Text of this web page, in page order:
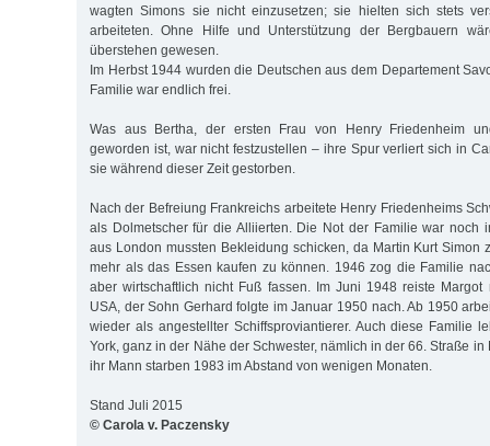
wagten Simons sie nicht einzusetzen; sie hielten sich stets
arbeiteten. Ohne Hilfe und Unterstützung der Bergbauern
überstehen gewesen.
Im Herbst 1944 wurden die Deutschen aus dem Departement
Familie war endlich frei.
Was aus Bertha, der ersten Frau von Henry Friedenheim
geworden ist, war nicht festzustellen – ihre Spur verliert sich in
sie während dieser Zeit gestorben.
Nach der Befreiung Frankreichs arbeitete Henry Friedenheims
als Dolmetscher für die Alliierten. Die Not der Familie war noch
aus London mussten Bekleidung schicken, da Martin Kurt Simon
mehr als das Essen kaufen zu können. 1946 zog die Familie
aber wirtschaftlich nicht Fuß fassen. Im Juni 1948 reiste Margot
USA, der Sohn Gerhard folgte im Januar 1950 nach. Ab 1950
wieder als angestellter Schiffsproviantierer. Auch diese Familie
York, ganz in der Nähe der Schwester, nämlich in der 66. Straße in
ihr Mann starben 1983 im Abstand von wenigen Monaten.
Stand Juli 2015
© Carola v. Paczensky